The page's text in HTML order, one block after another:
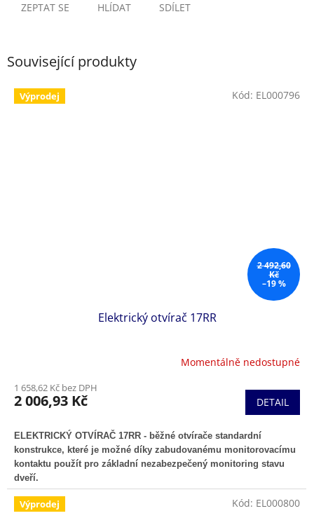
ZEPTAT SE HLÍDAT SDÍLET
Související produkty
Výprodej
2 492,60
Kč
–19 %
Elektrický otvírač 17RR
Momentálně nedostupné
1 658,62 Kč bez DPH
2 006,93 Kč DETAIL
ELEKTRICKÝ OTVÍRAČ 17RR - běžné otvírače standardní
konstrukce, které je možné díky zabudovanému monitorovacímu
kontaktu použít pro základní nezabezpečený monitoring stavu
dveří.
Kód: EL000796
Výprodej Kód: EL000800